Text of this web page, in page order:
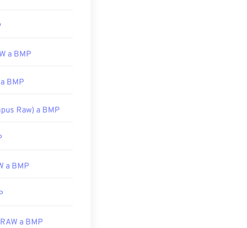
a BMP
BMP
Raw) a BMP
a BMP
a BMP